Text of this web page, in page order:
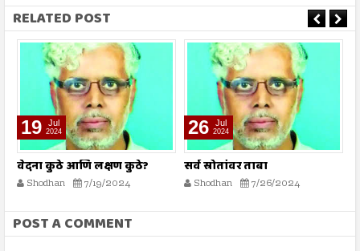
RELATED POST
19 Jul
2024
वेदना कुठे आणि लक्षण कुठे?
Shodhan 7/19/2024
26 Jul
2024
सर्व स्रोतांवर ताबा
Shodhan 7/26/2024
POST A COMMENT